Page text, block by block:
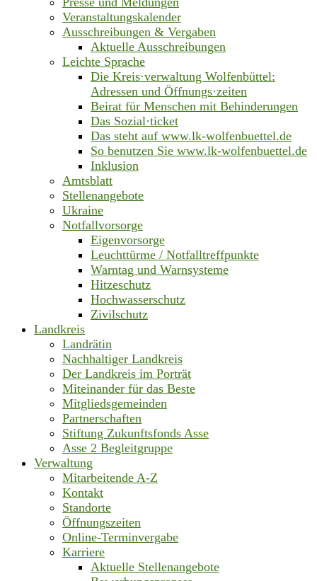
Veranstaltungskalender
Ausschreibungen & Vergaben
Aktuelle Ausschreibungen
Leichte Sprache
Die Kreis·verwaltung Wolfenbüttel:
Adressen und Öffnungs·zeiten
Beirat für Menschen mit Behinderungen
Das Sozial·ticket
Das steht auf www.lk-wolfenbuettel.de
So benutzen Sie www.lk-wolfenbuettel.de
Inklusion
Amtsblatt
Stellenangebote
Ukraine
Notfallvorsorge
Eigenvorsorge
Leuchttürme / Notfalltreffpunkte
Warntag und Warnsysteme
Hitzeschutz
Hochwasserschutz
Zivilschutz
Landkreis
Landrätin
Nachhaltiger Landkreis
Der Landkreis im Porträt
Miteinander für das Beste
Mitgliedsgemeinden
Partnerschaften
Stiftung Zukunftsfonds Asse
Asse 2 Begleitgruppe
Verwaltung
Mitarbeitende A-Z
Kontakt
Standorte
Öffnungszeiten
Online-Terminvergabe
Karriere
Aktuelle Stellenangebote